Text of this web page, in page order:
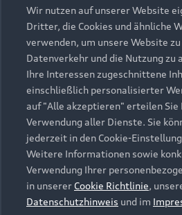
Elektromodelle
Plug-in-Hybride
Neuwagensuche
Gebrauchtwagensuche
Gebrauchtwagen
Finanzierung
Aktionen & Angebote
Geschäftskunden
Saisonale Angebote
Audi Services
Garantie
Audi digital services
myAudi
Support
Kundenservice
Händlersuche
Audi Code
Häufige Fragen (FAQ)
Audi Online Beratung
Über Audi
Unternehmen
Karriere
Investor Relations
Presse & Media Center
© 2026 AUDI AG. Alle Rechte
Wir nutzen auf unserer Website
Dritter, die Cookies und ähnliche
verwenden, um unsere Website
Datenverkehr und die Nutzung zu
Ihre Interessen zugeschnittene
einschließlich personalisierter
auf "Alle akzeptieren" erteilen Sie
Verwendung aller Dienste. Sie
jederzeit in den Cookie-
Weitere Informationen sowie
Verwendung Ihrer
in unserer Cookie Richtlinie,
Datenschutzhinweis und im